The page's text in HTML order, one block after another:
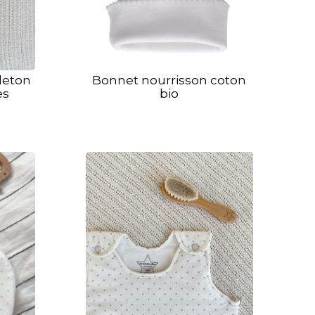
Bonnet nourrisson coton
bio